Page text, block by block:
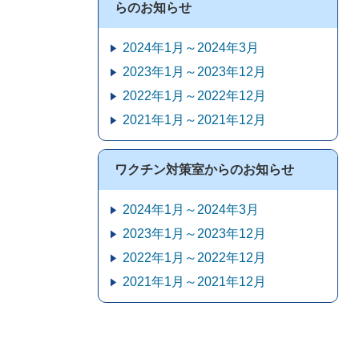
らのお知らせ
2024年1月～2024年3月
2023年1月～2023年12月
2022年1月～2022年12月
2021年1月～2021年12月
ワクチン対策室からのお知らせ
2024年1月～2024年3月
2023年1月～2023年12月
2022年1月～2022年12月
2021年1月～2021年12月